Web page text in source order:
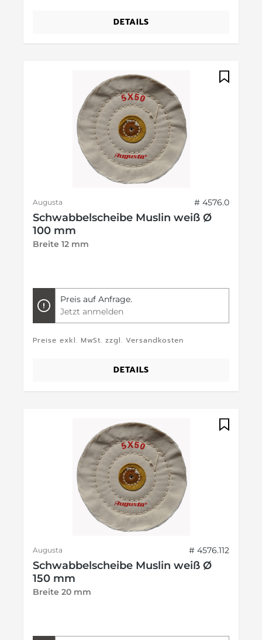
DETAILS
Augusta # 4576.0
Schwabbelscheibe Muslin weiß Ø
100 mm
Breite 12 mm
Preis auf Anfrage.
Jetzt anmelden
Preise exkl. MwSt. zzgl. Versandkosten
DETAILS
Augusta # 4576.112
Schwabbelscheibe Muslin weiß Ø
150 mm
Breite 20 mm